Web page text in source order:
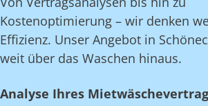
Kostenoptimierung – wir denken
Effizienz. Unser Angebot in
weit über das Waschen hinaus.
Analyse Ihres